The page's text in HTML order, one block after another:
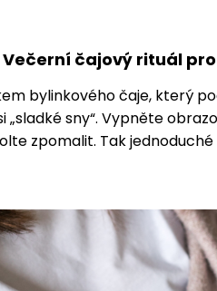
Večerní čajový rituál
bylinkového čaje, který
„sladké sny“. Vypněte
zpomalit. Tak